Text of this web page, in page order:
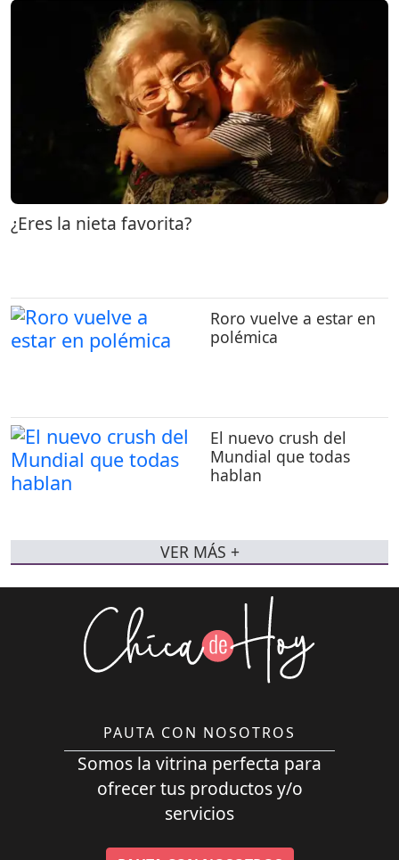
¿Eres la nieta favorita?
Roro vuelve a estar en
polémica
El nuevo crush del
Mundial que todas
hablan
VER MÁS +
PAUTA CON NOSOTROS
Somos la vitrina perfecta para
ofrecer tus productos y/o
servicios